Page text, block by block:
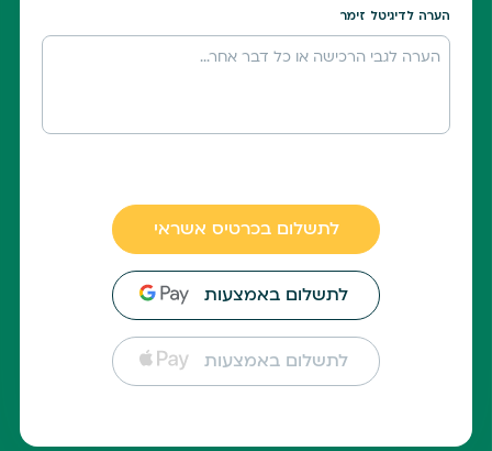
הערה לדיגיטל זימר
לתשלום בכרטיס אשראי
לתשלום באמצעות
לתשלום באמצעות